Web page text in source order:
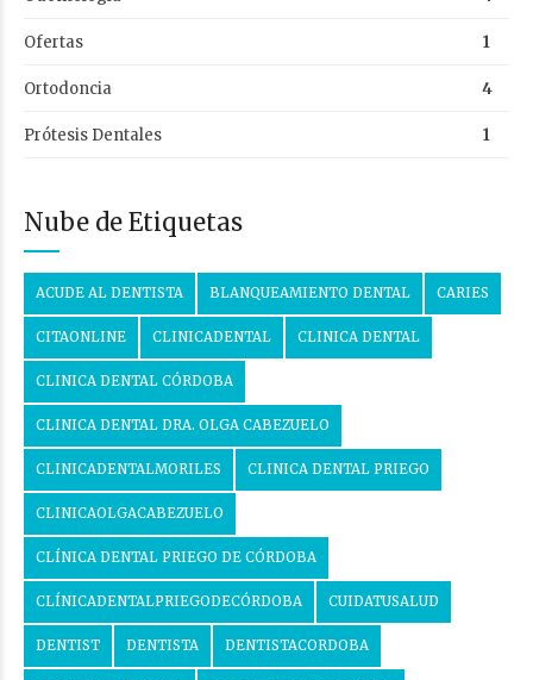
Ofertas 1
Ortodoncia 4
Prótesis Dentales 1
Nube de Etiquetas
ACUDE AL DENTISTA BLANQUEAMIENTO DENTAL CARIES
CITAONLINE CLINICADENTAL CLINICA DENTAL
CLINICA DENTAL CÓRDOBA
CLINICA DENTAL DRA. OLGA CABEZUELO
CLINICADENTALMORILES CLINICA DENTAL PRIEGO
CLINICAOLGACABEZUELO
CLÍNICA DENTAL PRIEGO DE CÓRDOBA
CLÍNICADENTALPRIEGODECÓRDOBA CUIDATUSALUD
DENTIST DENTISTA DENTISTACORDOBA